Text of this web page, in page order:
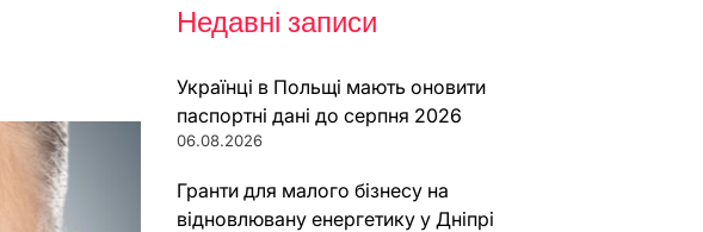
Недавні записи
Українці в Польщі мають оновити
паспортні дані до серпня 2026
06.08.2026
Гранти для малого бізнесу на
відновлювану енергетику у Дніпрі